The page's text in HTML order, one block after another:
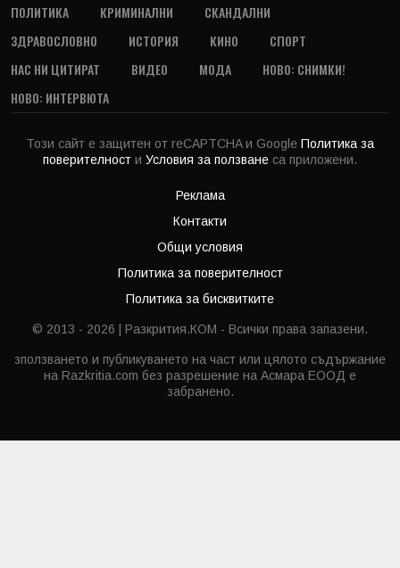
ПОЛИТИКА
КРИМИНАЛНИ
СКАНДАЛНИ
ЗДРАВОСЛОВНО
ИСТОРИЯ КИНО
СПОРТ
НАС НИ ЦИТИРАТ
ВИДЕО МОДА
НОВО: СНИМКИ!
НОВО: ИНТЕРВЮТА
Този сайт е защитен от reCAPTCHA и Google Политика за
поверителност и Условия за ползване са приложени.
Реклама
Контакти
Общи условия
Политика за поверителност
Политика за бисквитките
© 2013 - 2026 | Разкрития.КОМ - Всички права запазени.
зползването и публикуването на част или цялото съдържание
на Razkritia.com без разрешение на Асмара ЕООД е
забранено.